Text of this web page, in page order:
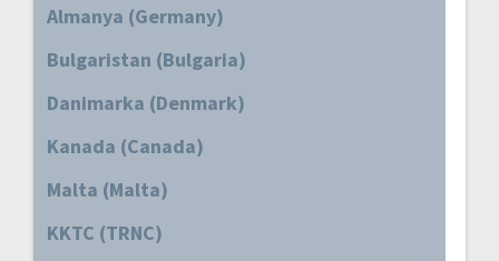
Almanya (Germany)
Bulgaristan (Bulgaria)
Danimarka (Denmark)
Kanada (Canada)
Malta (Malta)
KKTC (TRNC)